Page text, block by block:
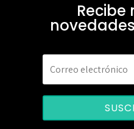
Recibe